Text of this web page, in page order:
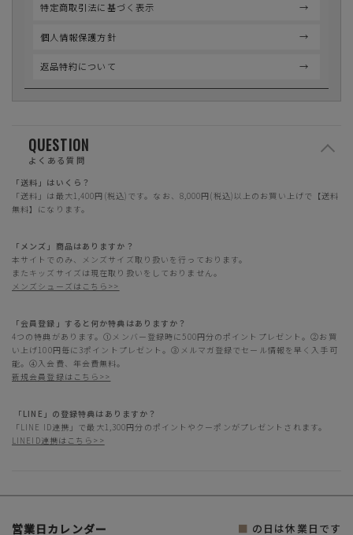
特定商取引法に基づく表示
個人情報保護方針
返品特約について
QUESTION
よくある質問
「送料」はいくら？
「送料」は最大1,400円(税込)です。なお、8,000円(税込)以上のお買い上げで【送料
無料】になります。
「メンズ」商品はありますか？
本サイトでのみ、メンズサイズ取り扱いを行っております。
またキッズサイズは現在取り扱いをしておりません。
メンズシューズはこちら>>
「会員登録」すると何か特典はありますか？
4つの特典があります。①メンバー登録時に500円分のポイントプレゼント。②お買
い上げ100円毎に3ポイントプレゼント。③メルマガ登録でセール情報を早く入手可
能。④入会費、年会費無料。
新規会員登録はこちら>>
「LINE」の登録特典はありますか？
「LINE ID連携」で最大1,300円分のポイントやクーポンがプレゼントされます。
LINEID連携はこちら>>
営業日カレンダー ■ の日は休業日です